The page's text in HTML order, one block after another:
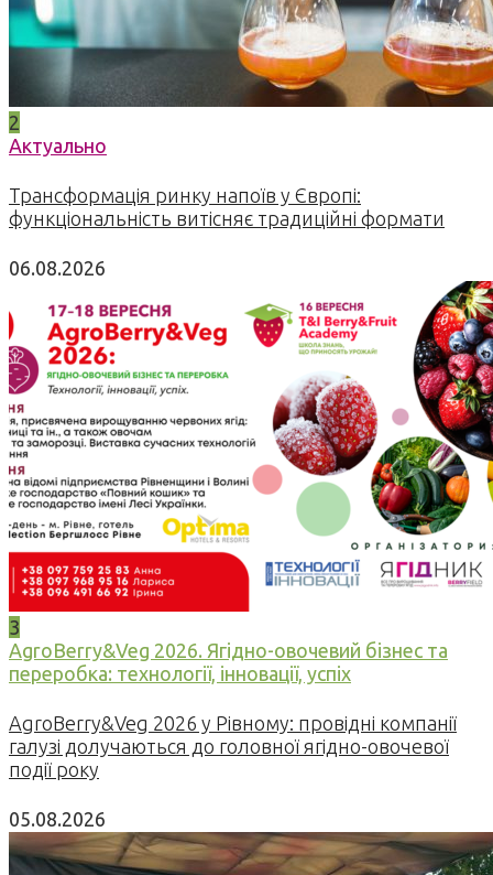
2
Актуально
Трансформація ринку напоїв у Європі:
функціональність витісняє традиційні формати
06.08.2026
3
AgroBerry&Veg 2026. Ягідно-овочевий бізнес та
переробка: технології, інновації, успіх
AgroBerry&Veg 2026 у Рівному: провідні компанії
галузі долучаються до головної ягідно-овочевої
події року
05.08.2026